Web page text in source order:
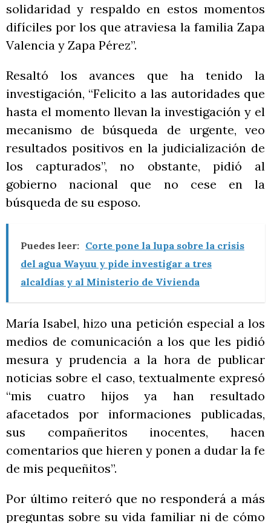
solidaridad y respaldo en estos momentos
difíciles por los que atraviesa la familia Zapa
Valencia y Zapa Pérez”.
Resaltó los avances que ha tenido la
investigación, “Felicito a las autoridades que
hasta el momento llevan la investigación y el
mecanismo de búsqueda de urgente, veo
resultados positivos en la judicialización de
los capturados”, no obstante, pidió al
gobierno nacional que no cese en la
búsqueda de su esposo.
Puedes leer: Corte pone la lupa sobre la crisis
del agua Wayuu y pide investigar a tres
alcaldías y al Ministerio de Vivienda
María Isabel, hizo una petición especial a los
medios de comunicación a los que les pidió
mesura y prudencia a la hora de publicar
noticias sobre el caso, textualmente expresó
“mis cuatro hijos ya han resultado
afacetados por informaciones publicadas,
sus compañeritos inocentes, hacen
comentarios que hieren y ponen a dudar la fe
de mis pequeñitos”.
Por último reiteró que no responderá a más
preguntas sobre su vida familiar ni de cómo